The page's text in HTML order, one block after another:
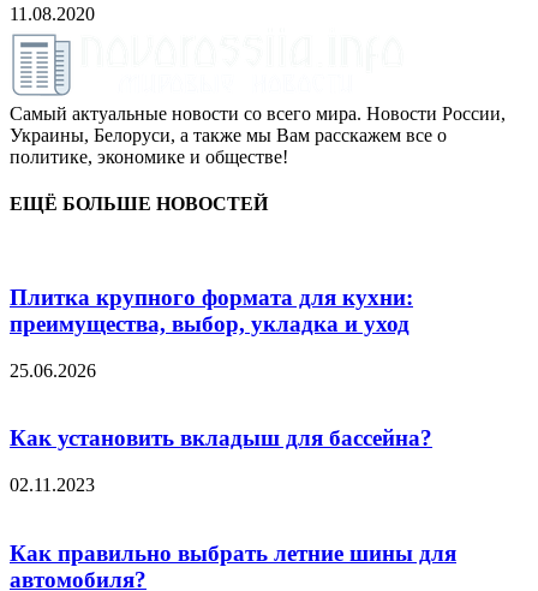
11.08.2020
Самый актуальные новости со всего мира. Новости России,
Украины, Белоруси, а также мы Вам расскажем все о
политике, экономике и обществе!
ЕЩЁ БОЛЬШЕ НОВОСТЕЙ
Плитка крупного формата для кухни:
преимущества, выбор, укладка и уход
25.06.2026
Как установить вкладыш для бассейна?
02.11.2023
Как правильно выбрать летние шины для
автомобиля?